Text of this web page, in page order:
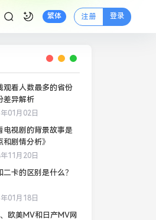
繁体 注册 登录
观看人数最多的省份
差异解析
01月02日
电视剧的背景故事是
剧情分析》
11月20日
卡的区别是什么？
01月18日
欧美MV和日产MV网